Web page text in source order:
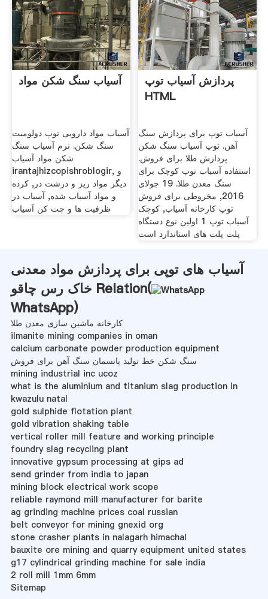
آسیاب سنگ شکن مواد
آسیاب مواد دارویی توپ دولومیت
سنگ شکن. نرم آسیاب سنگ
شکن مواد آسیاب
irantajhizcopishroblogir, و
دیگر مواد ریز و درشت در, کرده
و مواد آسیاب شده, آسیاب در
ظرفیت ها و چت کن آسیاب
پردازش آسیاب توپ
HTML
آسیاب توپ برای پردازش سنگ
آهن. توپ آسیاب سنگ شکن
پردازش طلا برای فروش.
استفاده آسیاب توپ کوچک برای
سنگ معدن طلا. 19 جولای
2016, مخروطی برای فروش
توپ کارخانه آسیاب, کوچک
آسیاب توپ 1 اولین نوع دستگاه
پلت پلت های استاندارد است
آسیاب های توپی برای پردازش مواد معدنی
خاک رس چاقو Relation(
WhatsApp)
کارخانه ماشین سازی معدن طلا
ilmanite mining companies in oman
calcium carbonate powder production equipment
سنگ شکن خط تولید پانسمان سنگ آهن برای فروش
mining industrial inc ucoz
what is the aluminium and titanium slag production in
kwazulu natal
gold sulphide flotation plant
gold vibration shaking table
vertical roller mill feature and working principle
foundry slag recycling plant
innovative gypsum processing at gips ad
send grinder from india to japan
mining block electrical work scope
reliable raymond mill manufacturer for barite
ag grinding machine prices coal russian
belt conveyor for mining gnexid org
stone crasher plants in nalagarh himachal
bauxite ore mining and quarry equipment united states
g17 cylindrical grinding machine for sale india
2 roll mill 1mm 6mm
Sitemap